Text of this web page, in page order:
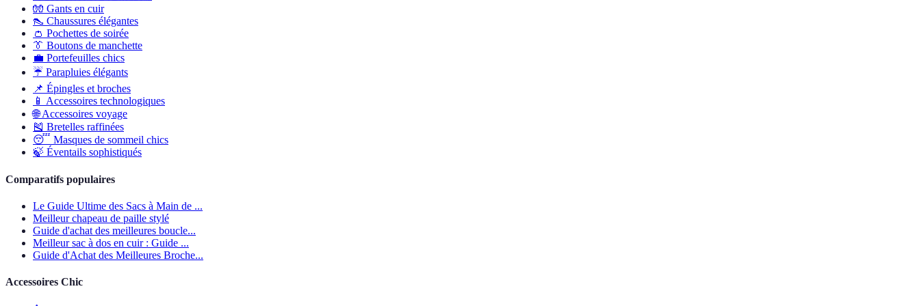
🧤 Gants en cuir
👠 Chaussures élégantes
👛 Pochettes de soirée
👔 Boutons de manchette
💼 Portefeuilles chics
☔ Parapluies élégants
📌 Épingles et broches
📱 Accessoires technologiques
🌐 Accessoires voyage
🎽 Bretelles raffinées
😴 Masques de sommeil chics
🍃 Éventails sophistiqués
Comparatifs populaires
Le Guide Ultime des Sacs à Main de ...
Meilleur chapeau de paille stylé
Guide d'achat des meilleures boucle...
Meilleur sac à dos en cuir : Guide ...
Guide d'Achat des Meilleures Broche...
Accessoires Chic